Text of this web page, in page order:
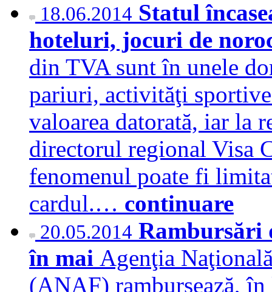
18.06.2014 Statul
hoteluri, jocuri de
din TVA sunt în unele
pariuri, activităţi
valoarea datorată, iar la
directorul regional Visa
fenomenul poate fi
cardul.… continuare
20.05.2014 Rambursări
în mai Agenţia
(ANAF) rambursează,